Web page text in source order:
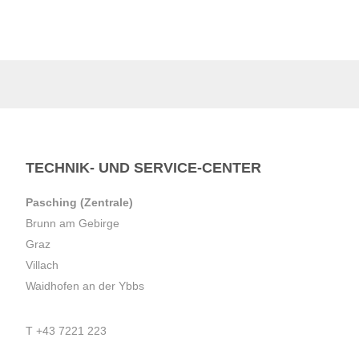
TECHNIK- UND SERVICE-CENTER
Pasching (Zentrale)
Brunn am Gebirge
Graz
Villach
Waidhofen an der Ybbs
T +43 7221 223